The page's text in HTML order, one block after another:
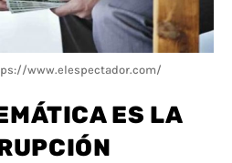
www.elespectador.com/
ES LA